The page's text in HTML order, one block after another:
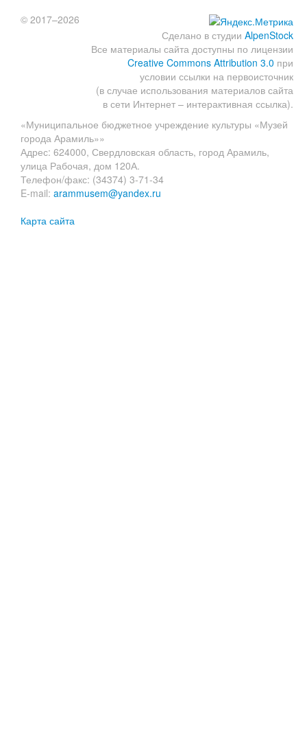
Сделано в студии AlpenStock
Все материалы сайта доступны по лицензии
Creative Commons Attribution 3.0 при
условии ссылки на первоисточник
(в случае использования материалов сайта
в сети Интернет – интерактивная ссылка).
© 2017–2026
«Муниципальное бюджетное учреждение культуры «Музей
города Арамиль»»
Адрес: 624000, Свердловская область, город Арамиль,
улица Рабочая, дом 120А.
Телефон/факс: (34374) 3-71-34
E-mail: arammusem@yandex.ru
Карта сайта